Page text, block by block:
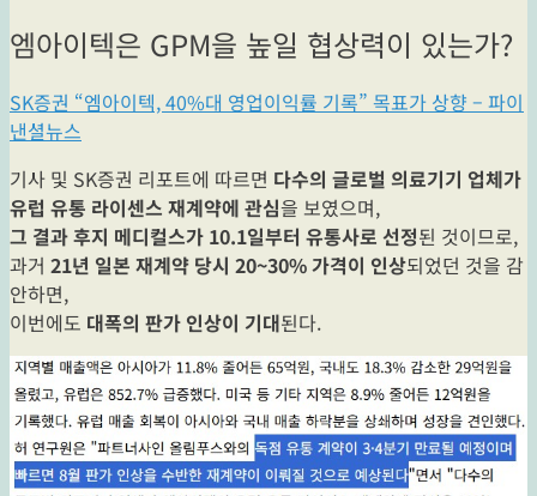
엠아이텍은 GPM을 높일 협상력이 있는가?
SK증권 “엠아이텍, 40%대 영업이익률 기록” 목표가 상향 – 파이
낸셜뉴스
기사 및 SK증권 리포트에 따르면 다수의 글로벌 의료기기 업체가
유럽 유통 라이센스 재계약에 관심을 보였으며,
그 결과 후지 메디컬스가 10.1일부터 유통사로 선정된 것이므로,
과거 21년 일본 재계약 당시 20~30% 가격이 인상되었던 것을 감
안하면,
이번에도 대폭의 판가 인상이 기대된다.